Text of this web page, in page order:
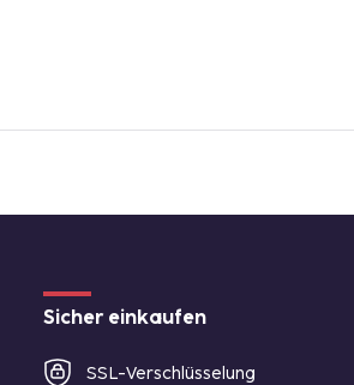
Sicher einkaufen
SSL-Verschlüsselung